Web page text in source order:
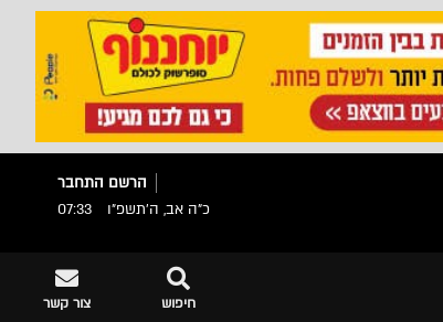
הרשם התחבר
כ"ה אב, ה׳תשפ״ו
07:33
צור קשר חיפוש